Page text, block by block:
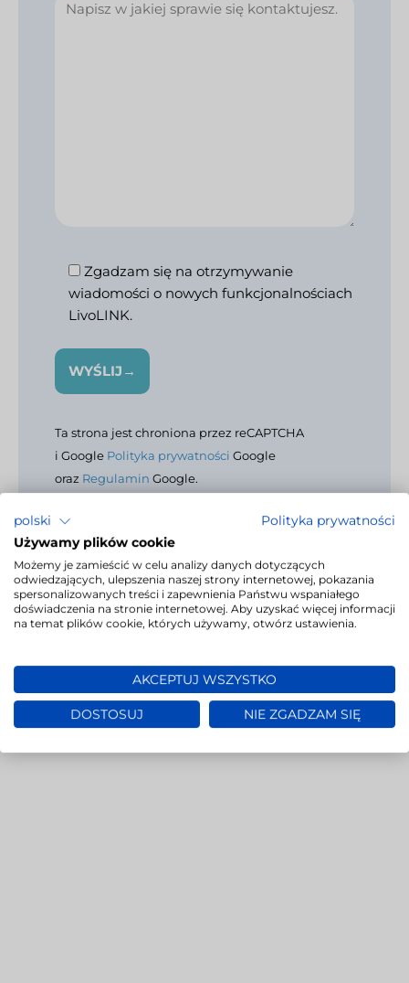
Zgadzam się na otrzymywanie
wiadomości o nowych funkcjonalnościach
LivoLINK.
Ta strona jest chroniona przez reCAPTCHA
i Google Polityka prywatności Google
oraz Regulamin Google.
polski
Polityka prywatności
Używamy plików cookie
Możemy je zamieścić w celu analizy danych dotyczących
odwiedzających, ulepszenia naszej strony internetowej, pokazania
spersonalizowanych treści i zapewnienia Państwu wspaniałego
doświadczenia na stronie internetowej. Aby uzyskać więcej informacji
na temat plików cookie, których używamy, otwórz ustawienia.
AKCEPTUJ WSZYSTKO
DOSTOSUJ NIE ZGADZAM SIĘ